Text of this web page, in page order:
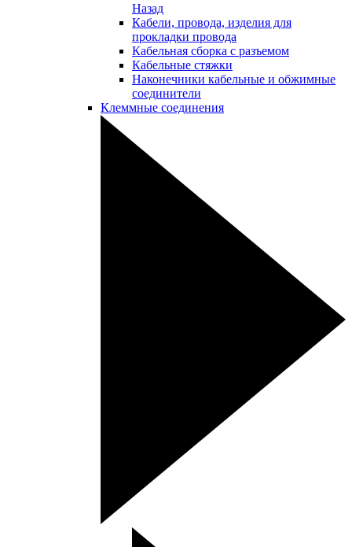
Назад
Кабели, провода, изделия для
прокладки провода
Кабельная сборка с разъемом
Кабельные стяжки
Наконечники кабельные и обжимные
соединители
Клеммные соединения